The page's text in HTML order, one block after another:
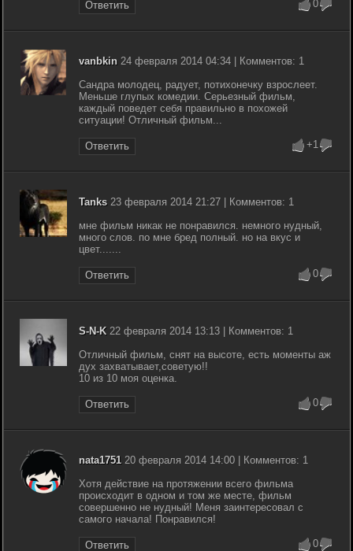
Ответить 0
vanbkin 24 февраля 2014 04:34 | Комментов: 1
Сандра молодец, радует, потихонечку взрослеет.
Меньше глупых комедии. Серьезный фильм,
каждый поведет себя правильно в похожей
ситуации! Отличный фильм...
Ответить +1
Tanks23 февраля 2014 21:27 | Комментов: 1
мне фильм никак не понравился. немного нудный,
много слов. по мне бред полный. но на вкус и
цвет.......
Ответить 0
S-N-K 22 февраля 2014 13:13 | Комментов: 1
Отличный фильм, снят на высоте, есть моменты аж
дух захватывает,советую!!
10 из 10 моя оценка.
Ответить 0
nata1751 20 февраля 2014 14:00 | Комментов: 1
Хотя действие на протяжении всего фильма
происходит в одном и том же месте, фильм
совершенно не нудный! Меня заинтересовал с
самого начала! Понравился!
Ответить 0